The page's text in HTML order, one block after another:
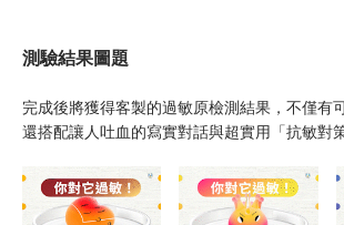
測驗結果圖題
完成後將獲得客製的過敏原檢測結果，不僅有
還搭配讓人吐血的寫實對話與超實用「抗敏對